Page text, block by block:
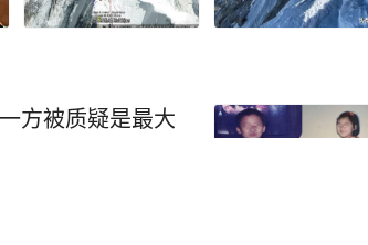
方被质疑是最大